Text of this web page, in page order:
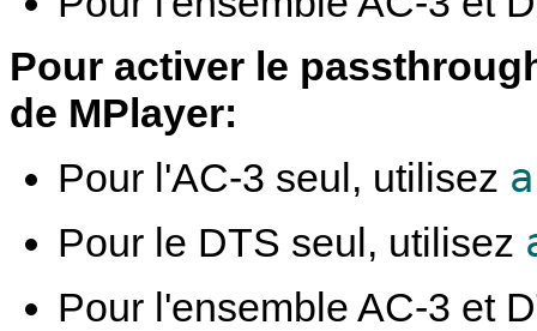
Pour activer le
de MPlayer:
Pour l'AC-3 seul, utilisez
Pour le DTS seul, utilisez
Pour l'ensemble AC-3 et